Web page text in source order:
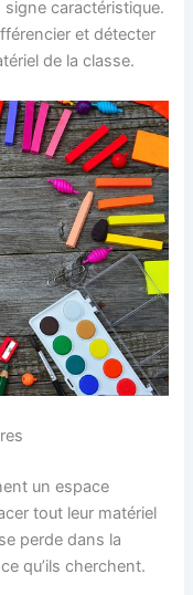
caractéristique.
et détecter
de la classe.
un espace
tout leur matériel
perde dans la
qu’ils cherchent.